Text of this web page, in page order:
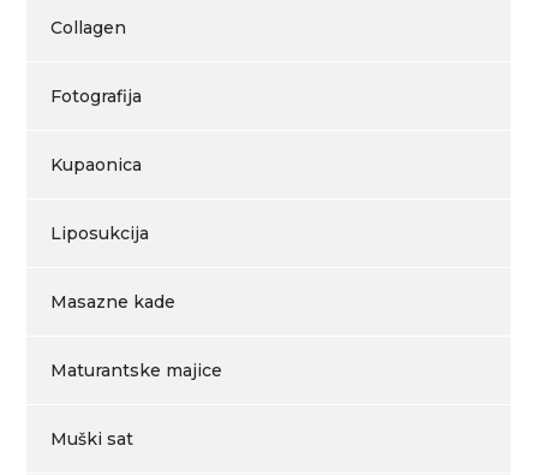
Collagen
Fotografija
Kupaonica
Liposukcija
Masazne kade
Maturantske majice
Muški sat